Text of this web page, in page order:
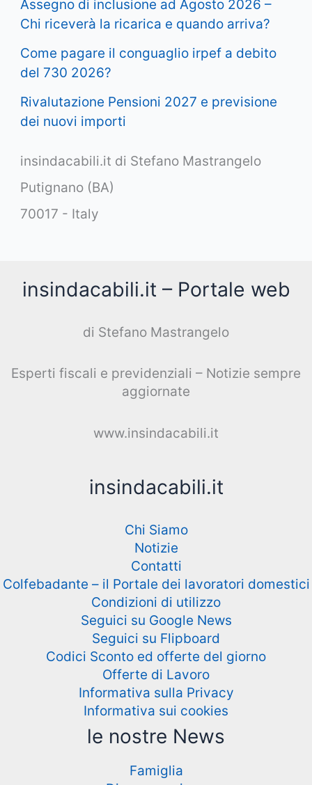
Assegno di inclusione ad Agosto 2026 –
Chi riceverà la ricarica e quando arriva?
Come pagare il conguaglio irpef a debito
del 730 2026?
Rivalutazione Pensioni 2027 e previsione
dei nuovi importi
insindacabili.it di Stefano Mastrangelo
Putignano (BA)
70017 - Italy
insindacabili.it – Portale web
di Stefano Mastrangelo
Esperti fiscali e previdenziali – Notizie sempre
aggiornate
www.insindacabili.it
insindacabili.it
Chi Siamo
Notizie
Contatti
Colfebadante – il Portale dei lavoratori domestici
Condizioni di utilizzo
Seguici su Google News
Seguici su Flipboard
Codici Sconto ed offerte del giorno
Offerte di Lavoro
Informativa sulla Privacy
Informativa sui cookies
le nostre News
Famiglia